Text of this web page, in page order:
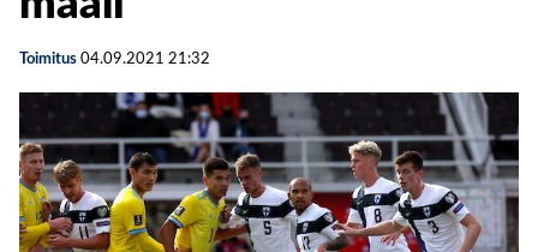
Toimitus 04.09.2021 21:32